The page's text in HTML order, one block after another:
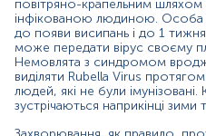
симптомів, які
внутрішньоутробному
небезпечними є наслідки,
першому триместрі
краснухи може призвести до
мертвонародження та
катаракту, глухоту, розумову
аномалії.
повітряно-крапельним шляхом
інфікованою людиною. Особа
до появи висипань і до 1 тижня
може передати вірус своєму
Немовлята з синдромом
виділяти Rubella Virus
людей, які не були імунізовані.
зустрічаються наприкінці